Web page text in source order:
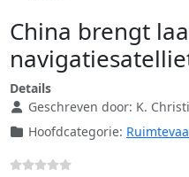
China brengt
Details
Geschreven door: K.
Hoofdcategorie: